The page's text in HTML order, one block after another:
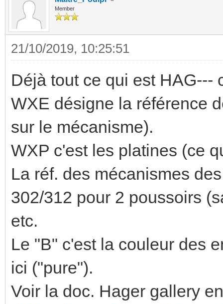
Member
21/10/2019, 10:25:51
Déjà tout ce qui est HAG---
WXE désigne la référence
sur le mécanisme).
WXP c'est les platines (ce
La réf. des mécanismes
302/312 pour 2 poussoirs
etc.
Le "B" c'est la couleur des
ici ("pure").
Voir la doc. Hager gallery